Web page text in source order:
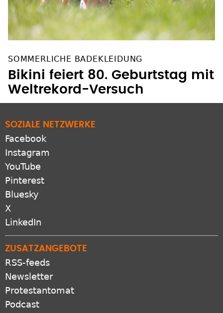
SOMMERLICHE BADEKLEIDUNG
Bikini feiert 80. Geburtstag mit
Weltrekord-Versuch
SOZIALE NETZWERKE
Facebook
Instagram
YouTube
Pinterest
Bluesky
X
LinkedIn
ZUSATZANGEBOTE
RSS-feeds
Newsletter
Protestantomat
Podcast